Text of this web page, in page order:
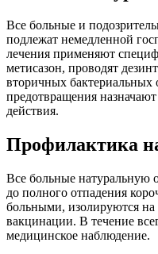
Все больные и
подлежат немедленной
лечения применяют
метисазон, проводят
вторичных бактериальных
предотвращения
действия.
Профилактика
Все больные натуральную
до полного отпадения
больными, изолируются
вакцинации. В течение
медицинское наблюдение.